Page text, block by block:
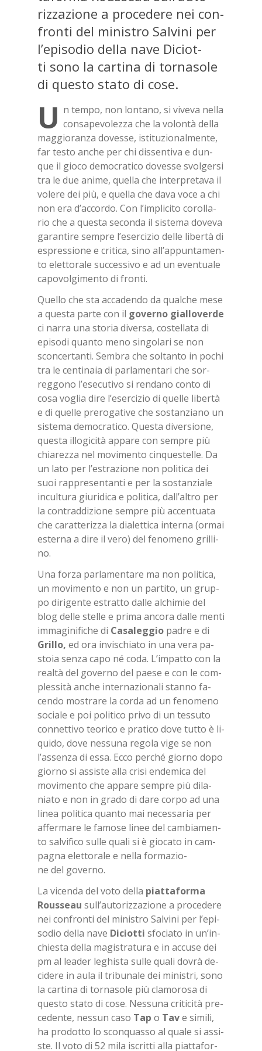
riz­za­zio­ne a pro­ce­de­re nei con­
fron­ti del mi­ni­stro Sal­vi­ni per
l’e­pi­so­dio del­la nave Di­ciot­
ti sono la car­ti­na di tor­na­so­le
di que­sto sta­to di cose.
U n tem­po, non lon­ta­no, si vi­ve­va nel­la
con­sa­pe­vo­lez­za che la vo­lon­tà del­la
mag­gio­ran­za do­ves­se, isti­tu­zio­nal­men­te,
far te­sto an­che per chi dis­sen­ti­va e dun­
que il gio­co de­mo­cra­ti­co do­ves­se svol­ger­si
tra le due ani­me, quel­la che in­ter­pre­ta­va il
vo­le­re dei più, e quel­la che dava voce a chi
non era d’ac­cor­do. Con l’im­pli­ci­to co­rol­la­
rio che a que­sta se­con­da il si­ste­ma do­ve­va
ga­ran­ti­re sem­pre l’e­ser­ci­zio del­le li­ber­tà di
espres­sio­ne e cri­ti­ca, sino al­l’ap­pun­ta­men­
to elet­to­ra­le suc­ces­si­vo e ad un even­tua­le
ca­po­vol­gi­men­to di fron­ti.
Quel­lo che sta ac­ca­den­do da qual­che mese
a que­sta par­te con il go­ver­no gial­lo­ver­de
ci nar­ra una sto­ria di­ver­sa, co­stel­la­ta di
epi­so­di quan­to meno sin­go­la­ri se non
scon­cer­tan­ti. Sem­bra che sol­tan­to in po­chi
tra le cen­ti­na­ia di par­la­men­ta­ri che sor­
reg­go­no l’e­se­cu­ti­vo si ren­da­no con­to di
cosa vo­glia dire l’e­ser­ci­zio di quel­le li­ber­tà
e di quel­le pre­ro­ga­ti­ve che so­stan­zia­no un
si­ste­ma de­mo­cra­ti­co. Que­sta di­ver­sio­ne,
que­sta il­lo­gi­ci­tà ap­pa­re con sem­pre più
chia­rez­za nel mo­vi­men­to cin­que­stel­le. Da
un lato per l’e­stra­zio­ne non po­li­ti­ca dei
suoi rap­pre­sen­tan­ti e per la so­stan­zia­le
in­cul­tu­ra giu­ri­di­ca e po­li­ti­ca, dal­l’al­tro per
la con­trad­di­zio­ne sem­pre più ac­cen­tua­ta
che ca­rat­te­riz­za la dia­let­ti­ca in­ter­na (or­mai
ester­na a dire il vero) del fe­no­me­no gril­li­
no.
Una for­za par­la­men­ta­re ma non po­li­ti­ca,
un mo­vi­men­to e non un par­ti­to, un grup­
po di­ri­gen­te estrat­to dal­le al­chi­mie del
blog del­le stel­le e pri­ma an­co­ra dal­le men­ti
im­ma­gi­ni­fi­che di Ca­sa­leg­gio pa­dre e di
Gril­lo, ed ora in­vi­schia­to in una vera pa­
sto­ia sen­za capo né coda. L’im­pat­to con la
real­tà del go­ver­no del pae­se e con le com­
ples­si­tà an­che in­ter­na­zio­na­li stan­no fa­
cen­do mo­stra­re la cor­da ad un fe­no­me­no
so­cia­le e poi po­li­ti­co pri­vo di un tes­su­to
con­net­ti­vo teo­ri­co e pra­ti­co dove tut­to è li­
qui­do, dove nes­su­na re­go­la vige se non
l’as­sen­za di essa. Ecco per­ché gior­no dopo
gior­no si as­si­ste alla cri­si en­de­mi­ca del
mo­vi­men­to che ap­pa­re sem­pre più di­la­
nia­to e non in gra­do di dare cor­po ad una
li­nea po­li­ti­ca quan­to mai ne­ces­sa­ria per
af­fer­ma­re le fa­mo­se li­nee del cam­bia­men­
to sal­vi­fi­co sul­le qua­li si è gio­ca­to in cam­
pa­gna elet­to­ra­le e nel­la for­ma­zio­
ne del go­ver­no.
La vi­cen­da del voto del­la piat­ta­for­ma
Rous­seau sul­l’au­to­riz­za­zio­ne a pro­ce­de­re
nei con­fron­ti del mi­ni­stro Sal­vi­ni per l’e­pi­
so­dio del­la nave Di­ciot­ti sfo­cia­to in un’in­
chie­sta del­la ma­gi­stra­tu­ra e in ac­cu­se dei
pm al lea­der le­ghi­sta sul­le qua­li do­vrà de­
ci­de­re in aula il tri­bu­na­le dei mi­ni­stri, sono
la car­ti­na di tor­na­so­le più cla­mo­ro­sa di
que­sto sta­to di cose. Nes­su­na cri­ti­ci­tà pre­
ce­den­te, nes­sun caso Tap o Tave si­mi­li,
ha pro­dot­to lo scon­quas­so al qua­le si as­si­
ste. Il voto di 52 mila iscrit­ti alla piat­ta­for­